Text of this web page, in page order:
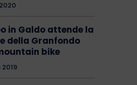
in Galdo attende la
della Granfondo
bike